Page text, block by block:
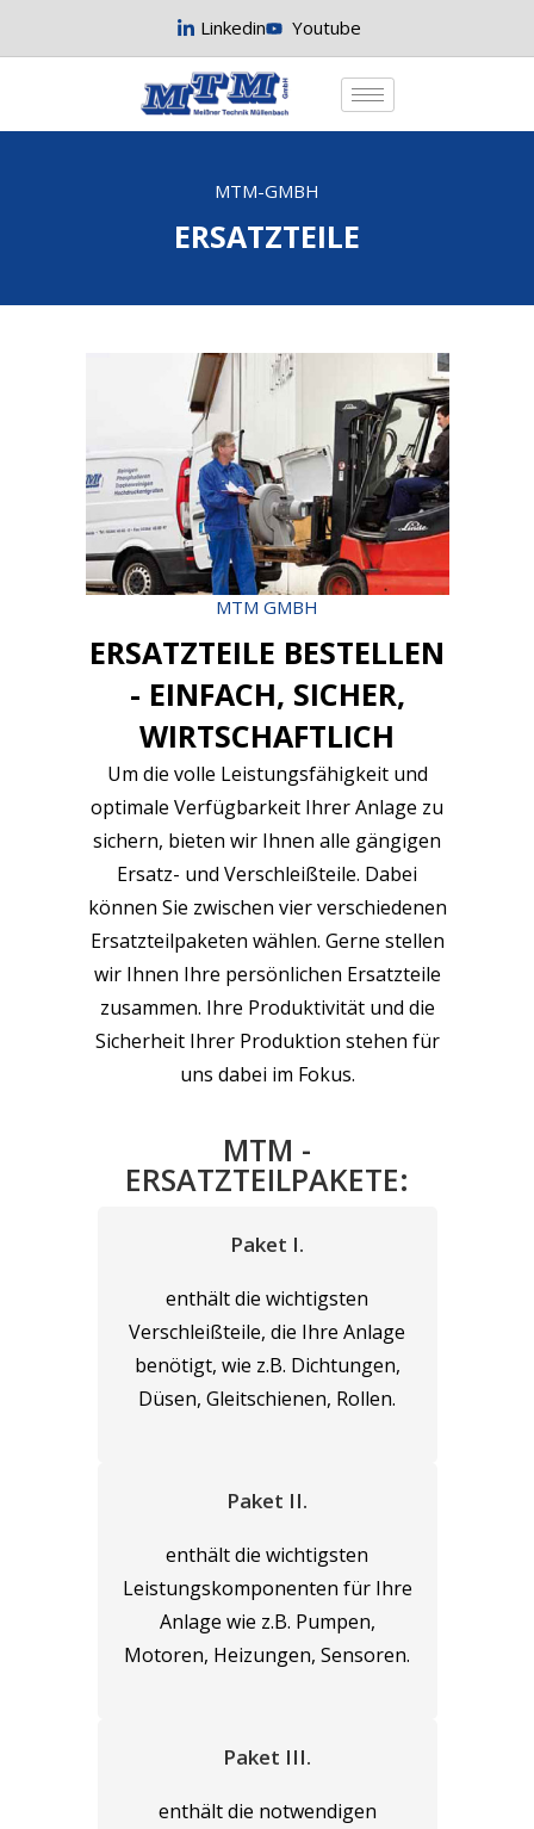
Linkedin Youtube
MTM-GMBH
ERSATZTEILE
MTM GMBH
ERSATZTEILE BESTELLEN
- EINFACH, SICHER,
WIRTSCHAFTLICH
Um die volle Leistungsfähigkeit und
optimale Verfügbarkeit Ihrer Anlage zu
sichern, bieten wir Ihnen alle gängigen
Ersatz- und Verschleißteile. Dabei
können Sie zwischen vier verschiedenen
Ersatzteilpaketen wählen. Gerne stellen
wir Ihnen Ihre persönlichen Ersatzteile
zusammen. Ihre Produktivität und die
Sicherheit Ihrer Produktion stehen für
uns dabei im Fokus.
MTM -
ERSATZTEILPAKETE:
Paket I.
enthält die wichtigsten
Verschleißteile, die Ihre Anlage
benötigt, wie z.B. Dichtungen,
Düsen, Gleitschienen, Rollen.
Paket II.
enthält die wichtigsten
Leistungskomponenten für Ihre
Anlage wie z.B. Pumpen,
Motoren, Heizungen, Sensoren.
Paket III.
enthält die notwendigen